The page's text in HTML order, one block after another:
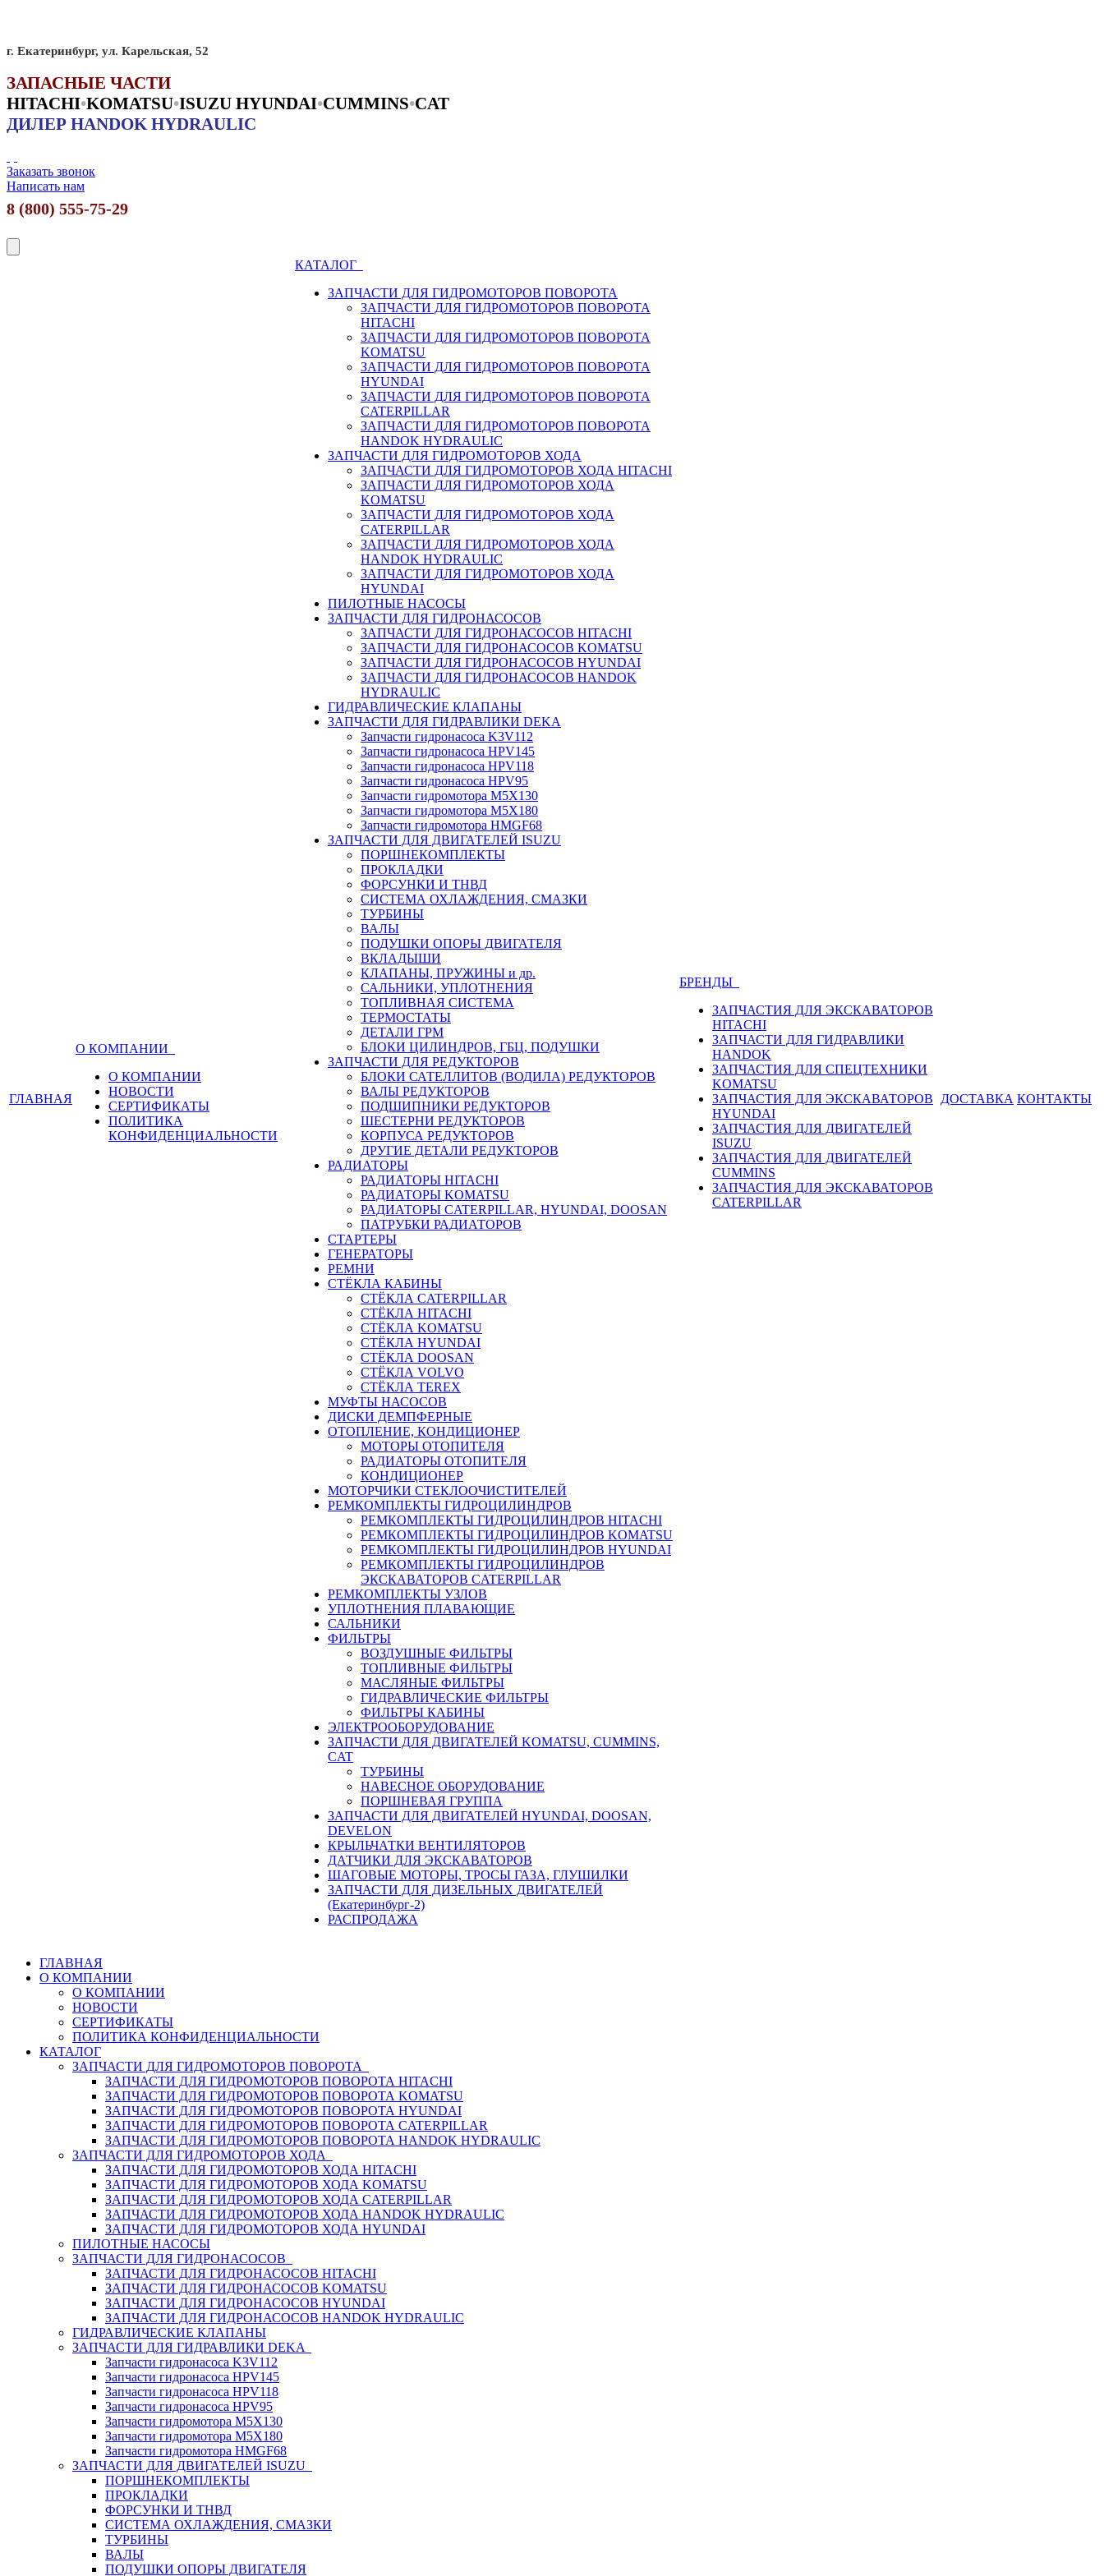
г. Екатеринбург, ул. Карельская, 52
ЗАПАСНЫЕ ЧАСТИ
HITACHI•KOMATSU•ISUZU HYUNDAI•CUMMINS•CAT
ДИЛЕР HANDOK HYDRAULIC
Заказать звонок
Написать нам
8 (800) 555-75-29
ГЛАВНАЯ
О КОМПАНИИ
О КОМПАНИИ
НОВОСТИ
СЕРТИФИКАТЫ
ПОЛИТИКА
КОНФИДЕНЦИАЛЬНОСТИ
КАТАЛОГ
ЗАПЧАСТИ ДЛЯ ГИДРОМОТОРОВ ПОВОРОТА
ЗАПЧАСТИ ДЛЯ ГИДРОМОТОРОВ ПОВОРОТА
HITACHI
ЗАПЧАСТИ ДЛЯ ГИДРОМОТОРОВ ПОВОРОТА
KOMATSU
ЗАПЧАСТИ ДЛЯ ГИДРОМОТОРОВ ПОВОРОТА
HYUNDAI
ЗАПЧАСТИ ДЛЯ ГИДРОМОТОРОВ ПОВОРОТА
CATERPILLAR
ЗАПЧАСТИ ДЛЯ ГИДРОМОТОРОВ ПОВОРОТА
HANDOK HYDRAULIC
ЗАПЧАСТИ ДЛЯ ГИДРОМОТОРОВ ХОДА
ЗАПЧАСТИ ДЛЯ ГИДРОМОТОРОВ ХОДА HITACHI
ЗАПЧАСТИ ДЛЯ ГИДРОМОТОРОВ ХОДА
KOMATSU
ЗАПЧАСТИ ДЛЯ ГИДРОМОТОРОВ ХОДА
CATERPILLAR
ЗАПЧАСТИ ДЛЯ ГИДРОМОТОРОВ ХОДА
HANDOK HYDRAULIC
ЗАПЧАСТИ ДЛЯ ГИДРОМОТОРОВ ХОДА
HYUNDAI
ПИЛОТНЫЕ НАСОСЫ
ЗАПЧАСТИ ДЛЯ ГИДРОНАСОСОВ
ЗАПЧАСТИ ДЛЯ ГИДРОНАСОСОВ HITACHI
ЗАПЧАСТИ ДЛЯ ГИДРОНАСОСОВ KOMATSU
ЗАПЧАСТИ ДЛЯ ГИДРОНАСОСОВ HYUNDAI
ЗАПЧАСТИ ДЛЯ ГИДРОНАСОСОВ HANDOK
HYDRAULIC
ГИДРАВЛИЧЕСКИЕ КЛАПАНЫ
ЗАПЧАСТИ ДЛЯ ГИДРАВЛИКИ DEKA
Запчасти гидронасоса K3V112
Запчасти гидронасоса HPV145
Запчасти гидронасоса HPV118
Запчасти гидронасоса HPV95
Запчасти гидромотора M5X130
Запчасти гидромотора M5X180
Запчасти гидромотора HMGF68
ЗАПЧАСТИ ДЛЯ ДВИГАТЕЛЕЙ ISUZU
ПОРШНЕКОМПЛЕКТЫ
ПРОКЛАДКИ
ФОРСУНКИ И ТНВД
СИСТЕМА ОХЛАЖДЕНИЯ, СМАЗКИ
ТУРБИНЫ
ВАЛЫ
ПОДУШКИ ОПОРЫ ДВИГАТЕЛЯ
ВКЛАДЫШИ
КЛАПАНЫ, ПРУЖИНЫ и др.
САЛЬНИКИ, УПЛОТНЕНИЯ
ТОПЛИВНАЯ СИСТЕМА
ТЕРМОСТАТЫ
ДЕТАЛИ ГРМ
БЛОКИ ЦИЛИНДРОВ, ГБЦ, ПОДУШКИ
ЗАПЧАСТИ ДЛЯ РЕДУКТОРОВ
БЛОКИ САТЕЛЛИТОВ (ВОДИЛА) РЕДУКТОРОВ
ВАЛЫ РЕДУКТОРОВ
ПОДШИПНИКИ РЕДУКТОРОВ
ШЕСТЕРНИ РЕДУКТОРОВ
КОРПУСА РЕДУКТОРОВ
ДРУГИЕ ДЕТАЛИ РЕДУКТОРОВ
РАДИАТОРЫ
РАДИАТОРЫ HITACHI
РАДИАТОРЫ KOMATSU
РАДИАТОРЫ CATERPILLAR, HYUNDAI, DOOSAN
ПАТРУБКИ РАДИАТОРОВ
СТАРТЕРЫ
ГЕНЕРАТОРЫ
РЕМНИ
СТЁКЛА КАБИНЫ
СТЁКЛА CATERPILLAR
СТЁКЛА HITACHI
СТЁКЛА KOMATSU
СТЁКЛА HYUNDAI
СТЁКЛА DOOSAN
СТЁКЛА VOLVO
СТЁКЛА TEREX
МУФТЫ НАСОСОВ
ДИСКИ ДЕМПФЕРНЫЕ
ОТОПЛЕНИЕ, КОНДИЦИОНЕР
МОТОРЫ ОТОПИТЕЛЯ
РАДИАТОРЫ ОТОПИТЕЛЯ
КОНДИЦИОНЕР
МОТОРЧИКИ СТЕКЛООЧИСТИТЕЛЕЙ
РЕМКОМПЛЕКТЫ ГИДРОЦИЛИНДРОВ
РЕМКОМПЛЕКТЫ ГИДРОЦИЛИНДРОВ HITACHI
РЕМКОМПЛЕКТЫ ГИДРОЦИЛИНДРОВ KOMATSU
РЕМКОМПЛЕКТЫ ГИДРОЦИЛИНДРОВ HYUNDAI
РЕМКОМПЛЕКТЫ ГИДРОЦИЛИНДРОВ
ЭКСКАВАТОРОВ CATERPILLAR
РЕМКОМПЛЕКТЫ УЗЛОВ
УПЛОТНЕНИЯ ПЛАВАЮЩИЕ
САЛЬНИКИ
ФИЛЬТРЫ
ВОЗДУШНЫЕ ФИЛЬТРЫ
ТОПЛИВНЫЕ ФИЛЬТРЫ
МАСЛЯНЫЕ ФИЛЬТРЫ
ГИДРАВЛИЧЕСКИЕ ФИЛЬТРЫ
ФИЛЬТРЫ КАБИНЫ
ЭЛЕКТРООБОРУДОВАНИЕ
ЗАПЧАСТИ ДЛЯ ДВИГАТЕЛЕЙ KOMATSU, CUMMINS,
CAT
ТУРБИНЫ
НАВЕСНОЕ ОБОРУДОВАНИЕ
ПОРШНЕВАЯ ГРУППА
ЗАПЧАСТИ ДЛЯ ДВИГАТЕЛЕЙ HYUNDAI, DOOSAN,
DEVELON
КРЫЛЬЧАТКИ ВЕНТИЛЯТОРОВ
ДАТЧИКИ ДЛЯ ЭКСКАВАТОРОВ
ШАГОВЫЕ МОТОРЫ, ТРОСЫ ГАЗА, ГЛУШИЛКИ
ЗАПЧАСТИ ДЛЯ ДИЗЕЛЬНЫХ ДВИГАТЕЛЕЙ
(Екатеринбург-2)
РАСПРОДАЖА
БРЕНДЫ
ЗАПЧАСТИЯ ДЛЯ ЭКСКАВАТОРОВ
HITACHI
ЗАПЧАСТИ ДЛЯ ГИДРАВЛИКИ
HANDOK
ЗАПЧАСТИЯ ДЛЯ СПЕЦТЕХНИКИ
KOMATSU
ЗАПЧАСТИЯ ДЛЯ ЭКСКАВАТОРОВ
HYUNDAI
ЗАПЧАСТИЯ ДЛЯ ДВИГАТЕЛЕЙ
ISUZU
ЗАПЧАСТИЯ ДЛЯ ДВИГАТЕЛЕЙ
CUMMINS
ЗАПЧАСТИЯ ДЛЯ ЭКСКАВАТОРОВ
CATERPILLAR
ДОСТАВКА КОНТАКТЫ
ГЛАВНАЯ
О КОМПАНИИ
О КОМПАНИИ
НОВОСТИ
СЕРТИФИКАТЫ
ПОЛИТИКА КОНФИДЕНЦИАЛЬНОСТИ
КАТАЛОГ
ЗАПЧАСТИ ДЛЯ ГИДРОМОТОРОВ ПОВОРОТА
ЗАПЧАСТИ ДЛЯ ГИДРОМОТОРОВ ПОВОРОТА HITACHI
ЗАПЧАСТИ ДЛЯ ГИДРОМОТОРОВ ПОВОРОТА KOMATSU
ЗАПЧАСТИ ДЛЯ ГИДРОМОТОРОВ ПОВОРОТА HYUNDAI
ЗАПЧАСТИ ДЛЯ ГИДРОМОТОРОВ ПОВОРОТА CATERPILLAR
ЗАПЧАСТИ ДЛЯ ГИДРОМОТОРОВ ПОВОРОТА HANDOK HYDRAULIC
ЗАПЧАСТИ ДЛЯ ГИДРОМОТОРОВ ХОДА
ЗАПЧАСТИ ДЛЯ ГИДРОМОТОРОВ ХОДА HITACHI
ЗАПЧАСТИ ДЛЯ ГИДРОМОТОРОВ ХОДА KOMATSU
ЗАПЧАСТИ ДЛЯ ГИДРОМОТОРОВ ХОДА CATERPILLAR
ЗАПЧАСТИ ДЛЯ ГИДРОМОТОРОВ ХОДА HANDOK HYDRAULIC
ЗАПЧАСТИ ДЛЯ ГИДРОМОТОРОВ ХОДА HYUNDAI
ПИЛОТНЫЕ НАСОСЫ
ЗАПЧАСТИ ДЛЯ ГИДРОНАСОСОВ
ЗАПЧАСТИ ДЛЯ ГИДРОНАСОСОВ HITACHI
ЗАПЧАСТИ ДЛЯ ГИДРОНАСОСОВ KOMATSU
ЗАПЧАСТИ ДЛЯ ГИДРОНАСОСОВ HYUNDAI
ЗАПЧАСТИ ДЛЯ ГИДРОНАСОСОВ HANDOK HYDRAULIC
ГИДРАВЛИЧЕСКИЕ КЛАПАНЫ
ЗАПЧАСТИ ДЛЯ ГИДРАВЛИКИ DEKA
Запчасти гидронасоса K3V112
Запчасти гидронасоса HPV145
Запчасти гидронасоса HPV118
Запчасти гидронасоса HPV95
Запчасти гидромотора M5X130
Запчасти гидромотора M5X180
Запчасти гидромотора HMGF68
ЗАПЧАСТИ ДЛЯ ДВИГАТЕЛЕЙ ISUZU
ПОРШНЕКОМПЛЕКТЫ
ПРОКЛАДКИ
ФОРСУНКИ И ТНВД
СИСТЕМА ОХЛАЖДЕНИЯ, СМАЗКИ
ТУРБИНЫ
ВАЛЫ
ПОДУШКИ ОПОРЫ ДВИГАТЕЛЯ